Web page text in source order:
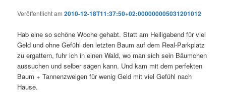
Veröffentlicht am2010-12-18T11:37:50+02:000000005031201012
Hab eine so schöne Woche gehabt. Statt am Heiligabend für viel
Geld und ohne Gefühl den letzten Baum auf dem Real-Parkplatz
zu ergattern, fuhr ich in einen Wald, wo man sich sein Bäumchen
aussuchen und selber sägen kann. Und kam mit dem perfekten
Baum + Tannenzweigen für wenig Geld mit viel Gefühl nach
Hause.